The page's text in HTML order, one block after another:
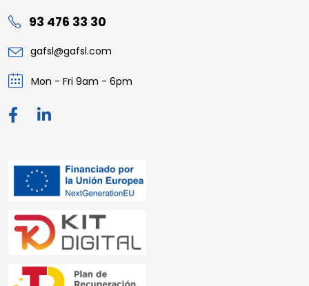
93 476 33 30
gafsl@gafsl.com
Mon - Fri 9am - 6pm